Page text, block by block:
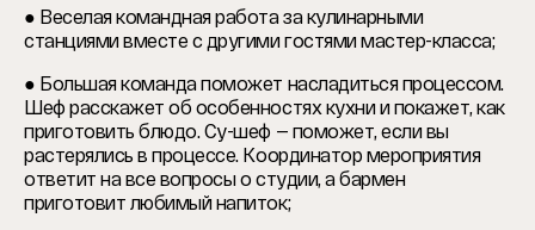
● Веселая командная работа за кулинарными
станциями вместе с другими гостями мастер-класса;
● Большая команда поможет насладиться процессом.
Шеф расскажет об особенностях кухни и покажет, как
приготовить блюдо. Су-шеф — поможет, если вы
растерялись в процессе. Координатор мероприятия
ответит на все вопросы о студии, а бармен
приготовит любимый напиток;